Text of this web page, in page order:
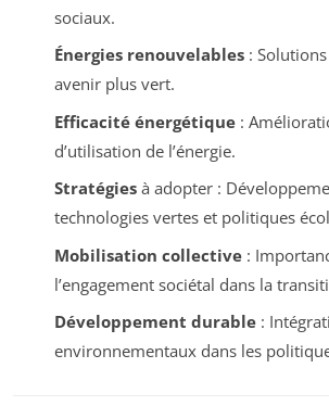
sociaux.
Énergies renouvelables:
avenir plus vert.
Efficacité énergétique:
d’utilisation de l’énergie.
Stratégiesà adopter :
technologies vertes et politiques
Mobilisation collective:
l’engagement sociétal dans la
Développement durable:
environnementaux dans les